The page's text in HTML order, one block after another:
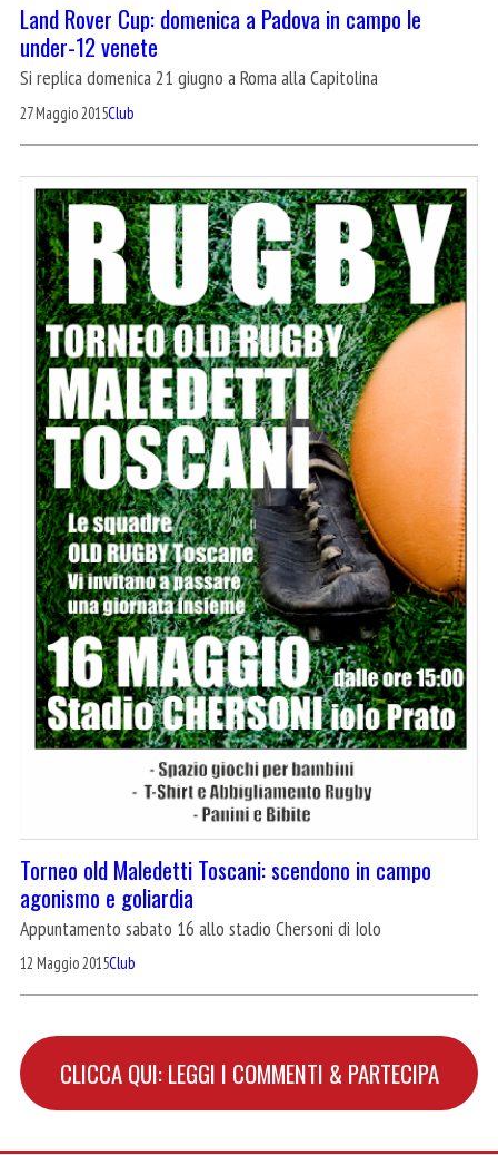
Land Rover Cup: domenica a Padova in campo le
under-12 venete
Si replica domenica 21 giugno a Roma alla Capitolina
27 Maggio 2015Club
Torneo old Maledetti Toscani: scendono in campo
agonismo e goliardia
Appuntamento sabato 16 allo stadio Chersoni di Iolo
12 Maggio 2015Club
CLICCA QUI: LEGGI I COMMENTI & PARTECIPA